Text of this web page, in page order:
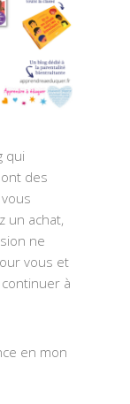
qui
des
un achat,
ne
vous et
à
en mon